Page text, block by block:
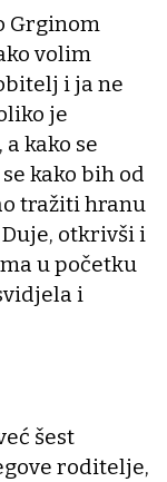
Grginom
volim
i ja ne
je
kako se
kako bih od
tražiti hranu
otkrivši i
u početku
i
šest
roditelje,